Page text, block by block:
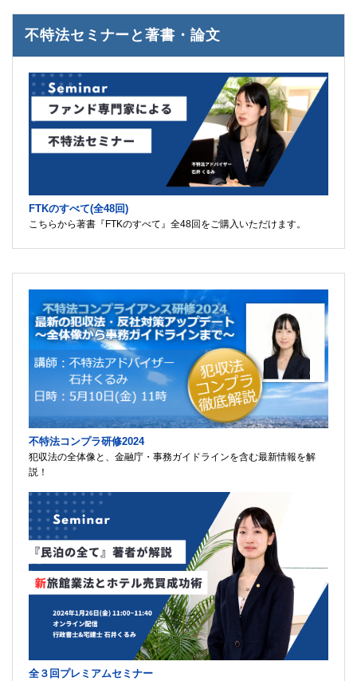
不特法セミナーと著書・論文
FTKのすべて(全48回)
こちらから著書『FTKのすべて』全48回をご購入いただけます。
不特法コンプラ研修2024
犯収法の全体像と、金融庁・事務ガイドラインを含む最新情報を解
説！
全３回プレミアムセミナー